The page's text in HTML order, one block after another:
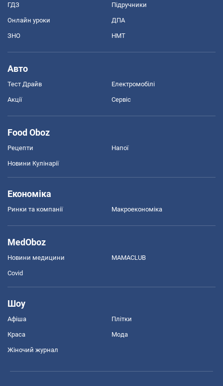
ГДЗ Підручники
Онлайн уроки ДПА
ЗНО НМТ
Авто
Тест Драйв Електромобілі
Акції Сервіс
Food Oboz
Рецепти Напої
Новини Кулінарії
Економіка
Ринки та компанії Макроекономіка
MedOboz
Новини медицини MAMACLUB
Covid
Шоу
Афіша Плітки
Краса Мода
Жіночий журнал